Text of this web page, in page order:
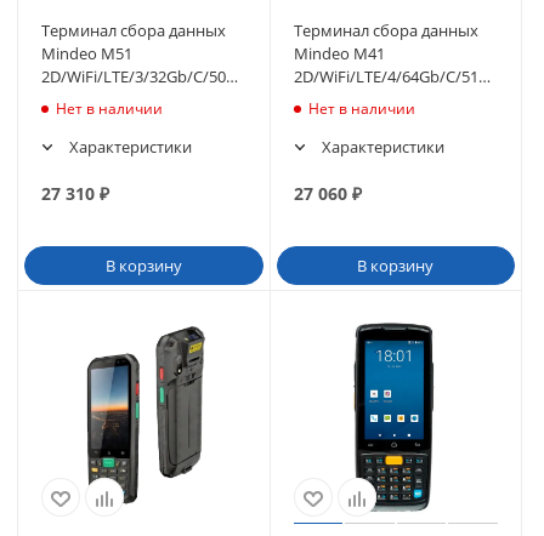
Терминал сбора данных
Mindeo M51
2D/WiFi/LTE/3/32Gb/C/5000mAh/USB/EU
(M51TE332D0130C0
Нет в наличии
Характеристики
27 310 ₽
В корзину
Терминал сбора данных
Mindeo M41
2D/WiFi/LTE/4/64Gb/C/5100mAh/
(M41TE464D0130C0
Нет в наличии
Характеристики
27 060₽
В корзину